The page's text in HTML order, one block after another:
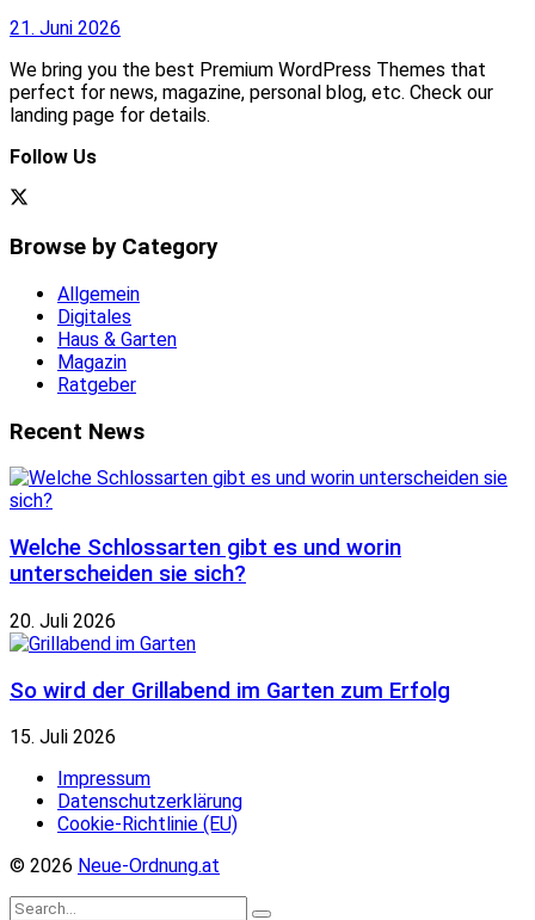
21. Juni 2026
We bring you the best Premium WordPress Themes that
perfect for news, magazine, personal blog, etc. Check our
landing page for details.
Follow Us
Browse by Category
Allgemein
Digitales
Haus & Garten
Magazin
Ratgeber
Recent News
Welche Schlossarten gibt es und worin
unterscheiden sie sich?
20. Juli 2026
So wird der Grillabend im Garten zum Erfolg
15. Juli 2026
Impressum
Datenschutzerklärung
Cookie-Richtlinie (EU)
© 2026 Neue-Ordnung.at